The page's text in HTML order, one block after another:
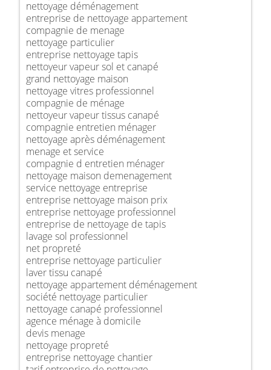
nettoyage déménagement
entreprise de nettoyage appartement
compagnie de menage
nettoyage particulier
entreprise nettoyage tapis
nettoyeur vapeur sol et canapé
grand nettoyage maison
nettoyage vitres professionnel
compagnie de ménage
nettoyeur vapeur tissus canapé
compagnie entretien ménager
nettoyage après déménagement
menage et service
compagnie d entretien ménager
nettoyage maison demenagement
service nettoyage entreprise
entreprise nettoyage maison prix
entreprise nettoyage professionnel
entreprise de nettoyage de tapis
lavage sol professionnel
net propreté
entreprise nettoyage particulier
laver tissu canapé
nettoyage appartement déménagement
société nettoyage particulier
nettoyage canapé professionnel
agence ménage à domicile
devis menage
nettoyage propreté
entreprise nettoyage chantier